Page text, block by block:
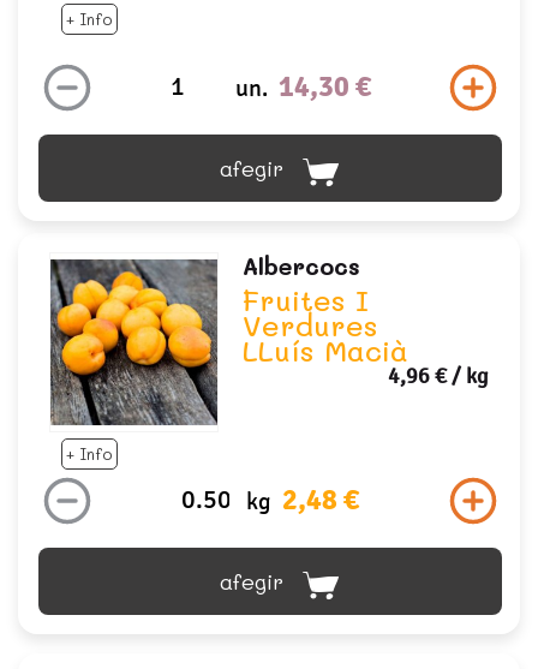
+ Info
un. 14,30 €
afegir
+ Info
Albercocs
Fruites I
Verdures
LLuís Macià
4,96 €/ kg
kg 2,48 €
afegir